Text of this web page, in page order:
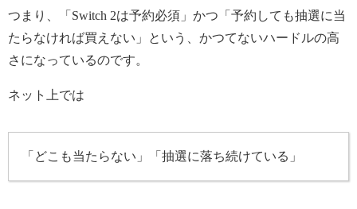
つまり、「Switch 2は予約必須」かつ「予約しても抽選に当
たらなければ買えない」という、かつてないハードルの高
さになっているのです。
ネット上では
「どこも当たらない」「抽選に落ち続けている」